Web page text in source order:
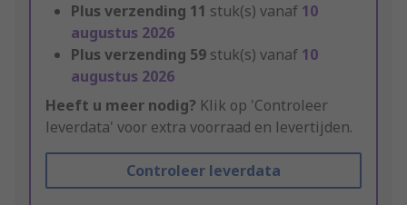
Plus verzending 11 stuk(s) vanaf 10
augustus 2026
Plus verzending 59 stuk(s) vanaf 10
augustus 2026
Heeft u meer nodig? Klik op 'Controleer
leverdata' voor extra voorraad en levertijden.
Controleer leverdata